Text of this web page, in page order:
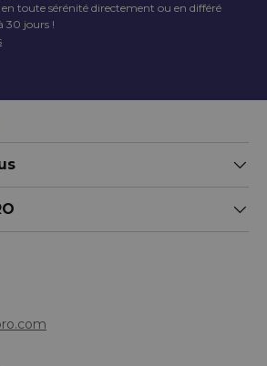
en toute sérénité directement ou en différé
30 jours !